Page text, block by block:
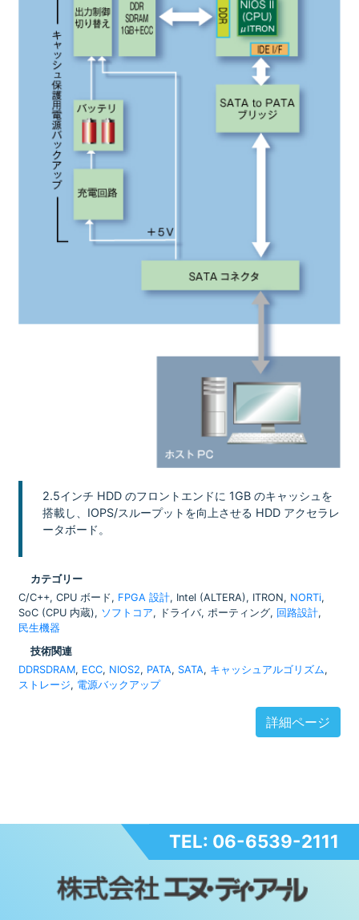
2.5インチ HDD のフロントエンドに 1GB のキャッシュを
搭載し、IOPS/スループットを向上させる HDD アクセラレ
ータボード。
カテゴリー
C/C++, CPU ボード, FPGA 設計, Intel (ALTERA), ITRON, NORTi,
SoC (CPU 内蔵), ソフトコア, ドライバ, ポーティング, 回路設計,
民生機器
技術関連
DDRSDRAM, ECC, NIOS2, PATA, SATA, キャッシュアルゴリズム,
ストレージ, 電源バックアップ
詳細ページ
TEL: 06-6539-2111